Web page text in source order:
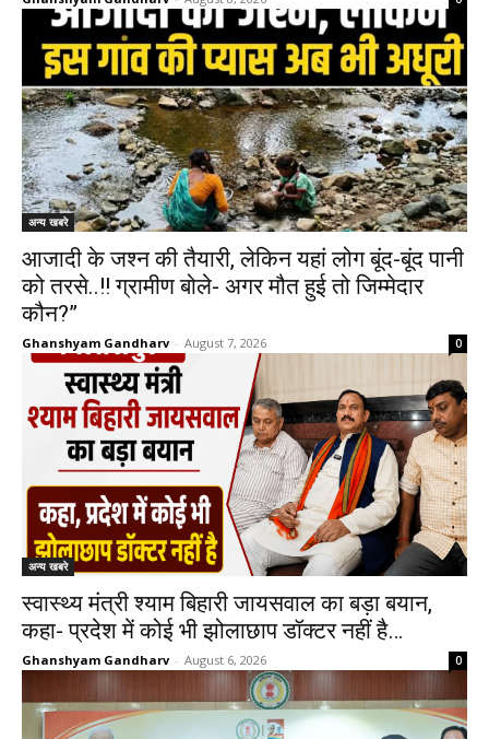
अन्य खबरे
आजादी के जश्न की तैयारी, लेकिन यहां लोग बूंद-बूंद पानी
को तरसे..!! ग्रामीण बोले- अगर मौत हुई तो जिम्मेदार
कौन?”
Ghanshyam Gandharv - August 7, 2026 0
अन्य खबरे
स्वास्थ्य मंत्री श्याम बिहारी जायसवाल का बड़ा बयान,
कहा- प्रदेश में कोई भी झोलाछाप डॉक्टर नहीं है…
Ghanshyam Gandharv - August 6, 2026 0